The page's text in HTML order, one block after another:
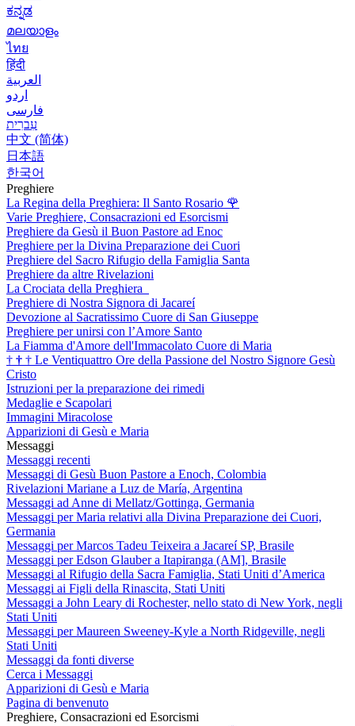
ಕನ್ನಡ
മലയാളം
ไทย
हिंदी
العربية
اردو
فارسی
עִברִית
中文 (简体)
日本語
한국어
Preghiere
La Regina della Preghiera: Il Santo Rosario 🌹
Varie Preghiere, Consacrazioni ed Esorcismi
Preghiere da Gesù il Buon Pastore ad Enoc
Preghiere per la Divina Preparazione dei Cuori
Preghiere del Sacro Rifugio della Famiglia Santa
Preghiere da altre Rivelazioni
La Crociata della Preghiera
Preghiere di Nostra Signora di Jacareí
Devozione al Sacratissimo Cuore di San Giuseppe
Preghiere per unirsi con l’Amore Santo
La Fiamma d'Amore dell'Immacolato Cuore di Maria
† † † Le Ventiquattro Ore della Passione del Nostro Signore Gesù
Cristo
Istruzioni per la preparazione dei rimedi
Medaglie e Scapolari
Immagini Miracolose
Apparizioni di Gesù e Maria
Messaggi
Messaggi recenti
Messaggi di Gesù Buon Pastore a Enoch, Colombia
Rivelazioni Mariane a Luz de María, Argentina
Messaggi ad Anne di Mellatz/Gottinga, Germania
Messaggi per Maria relativi alla Divina Preparazione dei Cuori,
Germania
Messaggi per Marcos Tadeu Teixeira a Jacareí SP, Brasile
Messaggi per Edson Glauber a Itapiranga (AM], Brasile
Messaggi al Rifugio della Sacra Famiglia, Stati Uniti d’America
Messaggi ai Figli della Rinascita, Stati Uniti
Messaggi a John Leary di Rochester, nello stato di New York, negli
Stati Uniti
Messaggi per Maureen Sweeney-Kyle a North Ridgeville, negli
Stati Uniti
Messaggi da fonti diverse
Cerca i Messaggi
Apparizioni di Gesù e Maria
Pagina di benvenuto
Preghiere, Consacrazioni ed Esorcismi